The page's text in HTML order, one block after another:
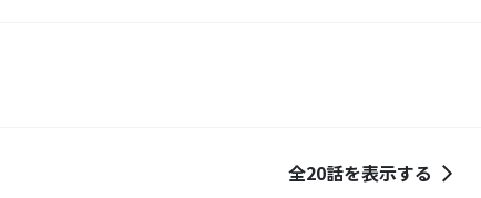
全20話を表示する